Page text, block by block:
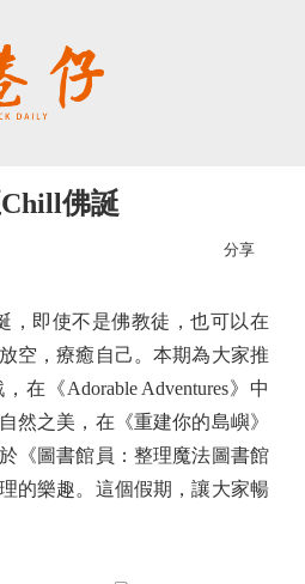
佛誕
分享
即使不是佛教徒，也可以在
空，療癒自己。本期為大家推
在《Adorable Adventures》中
然之美，在《重建你的島嶼》
《圖書館員：整理魔法圖書館
的樂趣。這個假期，讓大家暢